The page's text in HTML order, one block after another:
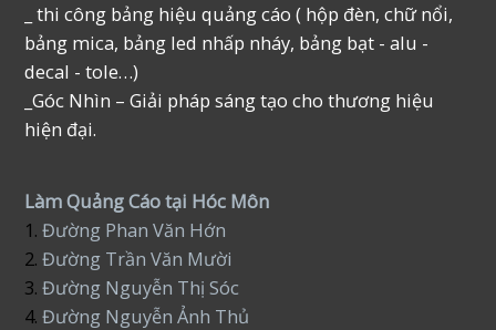
_ thi công bảng hiệu quảng cáo ( hộp đèn, chữ nổi,
bảng mica, bảng led nhấp nháy, bảng bạt - alu -
decal - tole…)
_Góc Nhìn – Giải pháp sáng tạo cho thương hiệu
hiện đại.
Làm Quảng Cáo tại Hóc Môn
1.Đường Phan Văn Hớn
2.Đường Trần Văn Mười
3.Đường Nguyễn Thị Sóc
4. Đường Nguyễn Ảnh Thủ